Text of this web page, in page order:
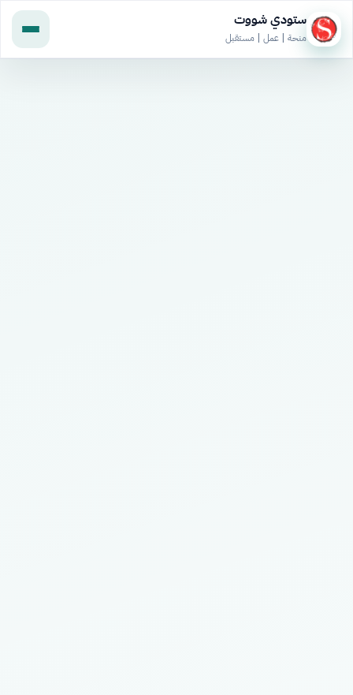
ستودي شووت
منحة | عمل | مستقبل